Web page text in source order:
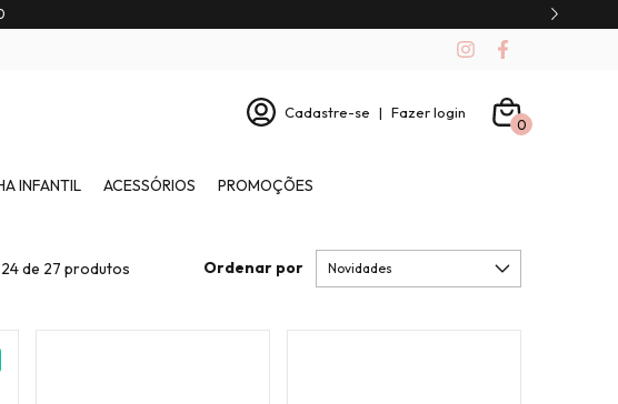
Cadastre-se | Fazer login
0
INFANTIL ACESSÓRIOS PROMOÇÕES
de 27 produtos Ordenar por